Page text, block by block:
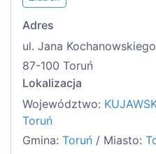
Adres
ul. Jana
87-100 Toruń
Lokalizacja
Województwo:
Toruń
Gmina: Toruń / Miasto: